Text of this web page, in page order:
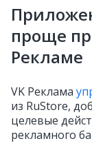
проще
Рекламе
VK Реклама
из RuStore,
целевые
рекламного